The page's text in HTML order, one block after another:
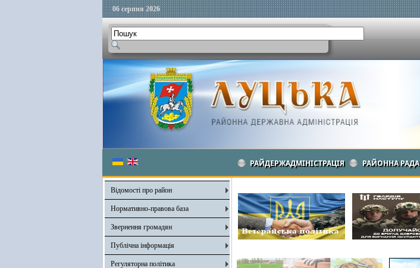
06 серпня 2026
РАЙДЕРЖАДМІНІСТРАЦІЯ РАЙОННА РАДА
Відомості про район
Нормативно-правова база
Звернення громадян
Публічна інформація
Регуляторна політика